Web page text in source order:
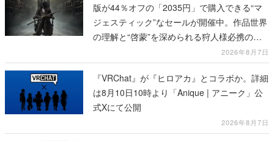
版が44％オフの「2035円」で購入できる“マ
ジェスティック”なセールが開催中。作品世界
の理解と“啓蒙”を深められる狩人様必携の一
2026年8月7日
『VRChat』が『ヒロアカ』とコラボか。詳細
は8月10日10時より「Anique | アニーク」公
式Xにて公開
2026年8月7日